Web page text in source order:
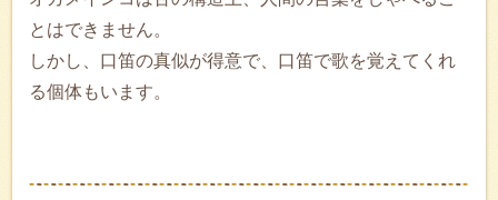
とはできません。
しかし、口笛の真似が得意で、口笛で歌を覚えてくれ
る個体もいます。